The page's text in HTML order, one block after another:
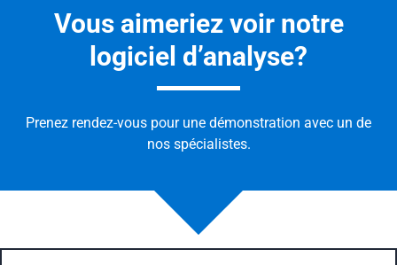
Vous aimeriez voir notre
logiciel d’analyse?
Prenez rendez-vous pour une démonstration avec un de
nos spécialistes.